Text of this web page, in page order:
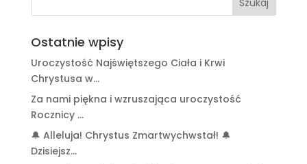
Ostatnie wpisy
Uroczystość Najświętszego Ciała i Krwi
Chrystusa w…
Za nami piękna i wzruszająca uroczystość
Rocznicy …
🔔 Alleluja! Chrystus Zmartwychwstał! 🔔
Dzisiejsz…